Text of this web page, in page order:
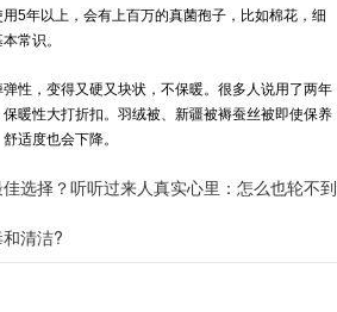
5年以上，会有上百万的真菌孢子，比如棉花，细
常识。
，变得又硬又块状，不保暖。很多人说用了两年
暖性大打折扣。羽绒被、 新疆被褥蚕丝被即使保养
适度也会下降。
选择？听听过来人真实心里：怎么也轮不到
清洁?